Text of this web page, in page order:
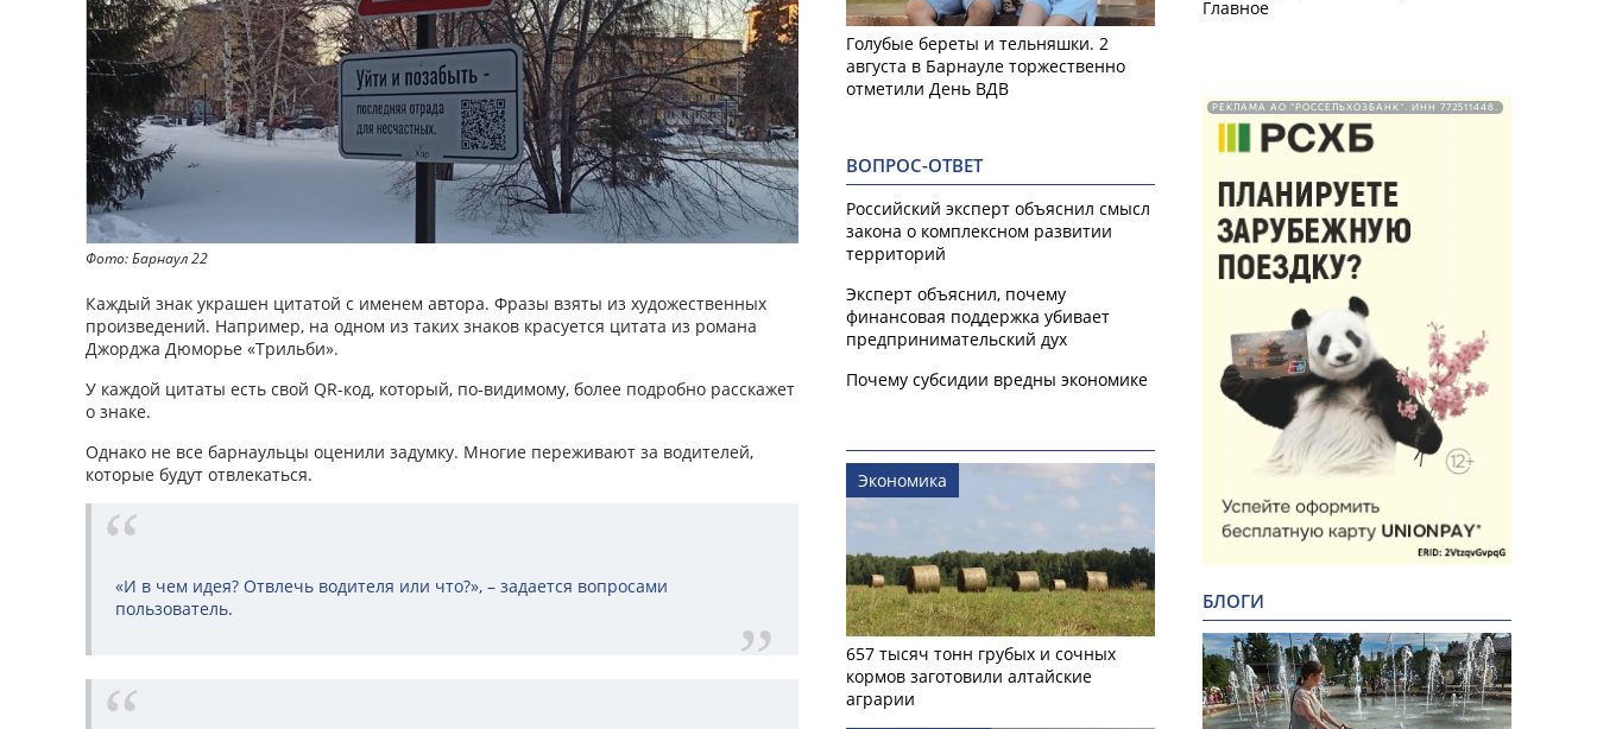
Фото: Барнаул 22
Каждый знак украшен цитатой с именем автора. Фразы взяты из художественных
произведений. Например, на одном из таких знаков красуется цитата из романа
Джорджа Дюморье «Трильби».
У каждой цитаты есть свой QR-код, который, по-видимому, более подробно расскажет
о знаке.
Однако не все барнаульцы оценили задумку. Многие переживают за водителей,
которые будут отвлекаться.
«И в чем идея? Отвлечь водителя или что?», – задается вопросами
пользователь.
Голубые береты и тельняшки. 2
августа в Барнауле торжественно
отметили День ВДВ
ВОПРОС-ОТВЕТ
Российский эксперт объяснил смысл
закона о комплексном развитии
территорий
Эксперт объяснил, почему
финансовая поддержка убивает
предпринимательский дух
Почему субсидии вредны экономике
Экономика
657 тысяч тонн грубых и сочных
кормов заготовили алтайские
аграрии
Главное
РЕКЛАМА АО "РОССЕЛЬХОЗБАНК". ИНН 772511448.
БЛОГИ